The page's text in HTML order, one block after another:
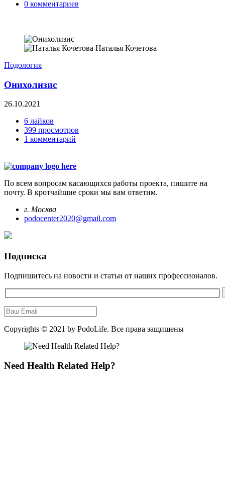
0 комментариев
Наталья Кочетова
Подология
Онихолизис
26.10.2021
6 лайков
399 просмотров
1 комментарий
По всем вопросам касающихся работы проекта, пишите на
почту. В кротчайшие сроки мы вам ответим.
г. Москва
podocenter2020@gmail.com
Подписка
Подпишитесь на новости и статьи от наших профессионалов.
Copyrights © 2021 by PodoLife. Все права защищены
Need Health Related Help?